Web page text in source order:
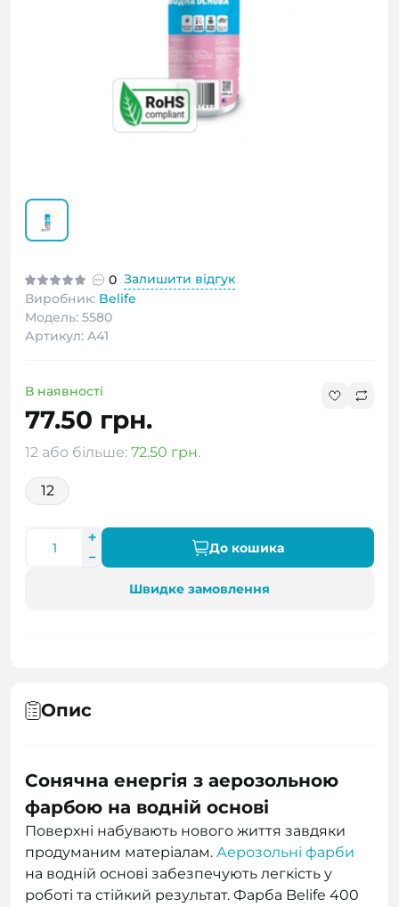
0 Залишити відгук
Виробник: Belife
Модель: 5580
Артикул: A41
В наявності
77.50 грн.
12 або більше: 72.50 грн.
12
До кошика
Швидке замовлення
Опис
Сонячна енергія з аерозольною
фарбою на водній основі
Поверхні набувають нового життя завдяки
продуманим матеріалам. Аерозольні фарби
на водній основі забезпечують легкість у
роботі та стійкий результат. Фарба Belife 400